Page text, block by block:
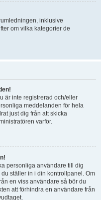
inklusive
om vilka kategorier de
är inte registrerad och/eller
meddelanden för hela
just dig från att skicka
varför.
personliga användare till dig
ställer in i din kontrollpanel. Om
en viss användare så bör du
att förhindra en användare från